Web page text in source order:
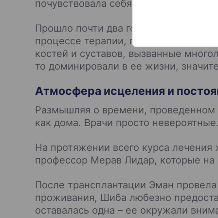
почувствовала себя в
Прошло почти два года с момента
процессе терапии, проводя
костей и суставов, вызванные
то доминировали в ее жизни,
Атмосфера исцеления и
Размышляя о времени, проведенном
как дома. Врачи просто
На протяжении всего курса
профессор Мерав Лидар, которые
После трансплантации Эман
проживания, Шиба любезно
оставалась одна – ее окружали